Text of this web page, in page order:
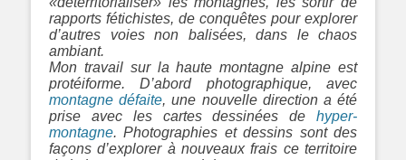
rapports fétichistes, de conquêtes pour explorer
d’autres voies non balisées, dans le chaos
ambiant.
Mon travail sur la haute montagne alpine est
protéiforme. D’abord photographique, avec
montagne défaite, une nouvelle direction a été
prise avec les cartes dessinées de hyper-
montagne. Photographies et dessins sont des
façons d’explorer à nouveaux frais ce territoire